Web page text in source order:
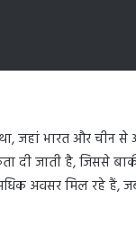
था, जहां भारत और
दी जाती है, जिससे
अवसर मिल रहे हैं,